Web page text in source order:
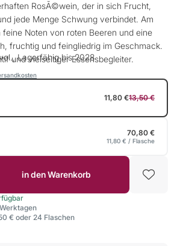
RosÃ©wein, der in sich Frucht,
jede Menge Schwung verbindet. Am
feine Noten von roten Beeren und eine
fruchtig und feingliedrig im Geschmack.
und vielseitiger Essensbegleiter.
Lagerfähig bis 2028
11,80 €13,50 €
70,80 €
11,80 € / Flasche
in den Warenkorb
€ oder 24 Flaschen